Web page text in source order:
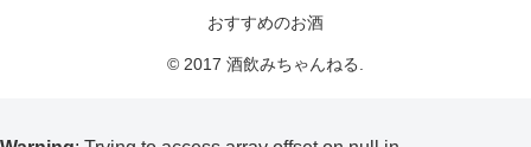
おすすめのお酒
© 2017 酒飲みちゃんねる.